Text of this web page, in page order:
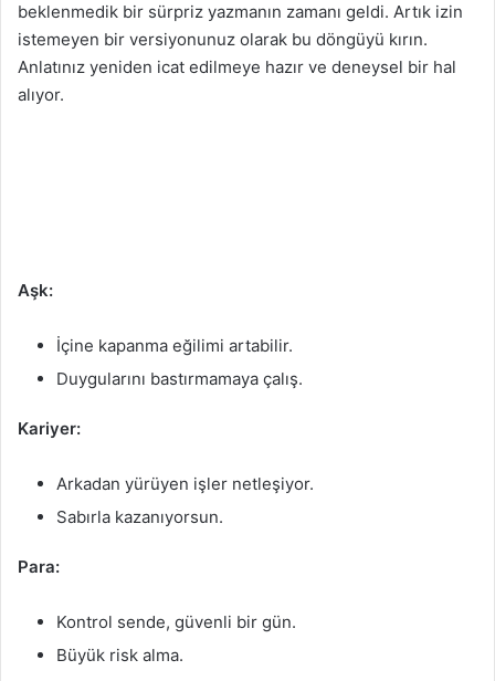
beklenmedik bir sürpriz yazmanın zamanı geldi. Artık izin
istemeyen bir versiyonunuz olarak bu döngüyü kırın.
Anlatınız yeniden icat edilmeye hazır ve deneysel bir hal
alıyor.
Aşk:
İçine kapanma eğilimi artabilir.
Duygularını bastırmamaya çalış.
Kariyer:
Arkadan yürüyen işler netleşiyor.
Sabırla kazanıyorsun.
Para:
Kontrol sende, güvenli bir gün.
Büyük risk alma.